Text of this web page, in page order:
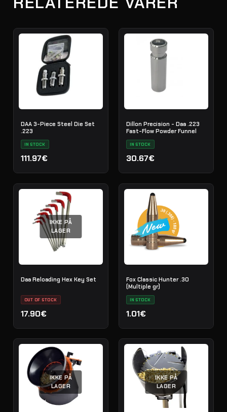
DAA 3-Piece Steel Die Set
.223
IN STOCK
111.97€
Dillon Precision - Daa .223
Fast-Flow Powder Funnel
IN STOCK
30.67€
IKKE PÅ
LAGER
Daa Reloading Hex Key Set
OUT OF STOCK
17.90€
Fox Classic Hunter .30
(Multiple gr)
IN STOCK
1.01€
IKKE PÅ
LAGER
IKKE PÅ
LAGER